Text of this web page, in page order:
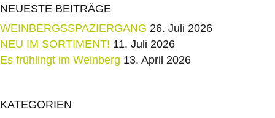
NEUESTE BEITRÄGE
WEINBERGSSPAZIERGANG 26. Juli 2026
NEU IM SORTIMENT! 11. Juli 2026
Es frühlingt im Weinberg 13. April 2026
KATEGORIEN